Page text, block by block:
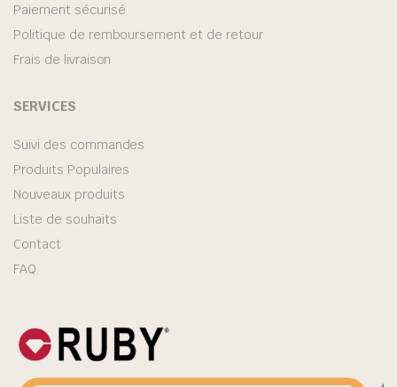
Paiement sécurisé
Politique de remboursement et de retour
Frais de livraison
SERVICES
Suivi des commandes
Produits Populaires
Nouveaux produits
Liste de souhaits
Contact
FAQ